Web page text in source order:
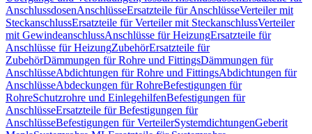
AnschlussdosenAnschlüsseErsatzteile für AnschlüsseVerteiler mit
SteckanschlussErsatzteile für Verteiler mit SteckanschlussVerteiler
mit GewindeanschlussAnschlüsse für HeizungErsatzteile für
Anschlüsse für HeizungZubehörErsatzteile für
ZubehörDämmungen für Rohre und FittingsDämmungen für
AnschlüsseAbdichtungen für Rohre und FittingsAbdichtungen für
AnschlüsseAbdeckungen für RohreBefestigungen für
RohreSchutzrohre und EinlegehilfenBefestigungen für
AnschlüsseErsatzteile für Befestigungen für
AnschlüsseBefestigungen für VerteilerSystemdichtungenGeberit